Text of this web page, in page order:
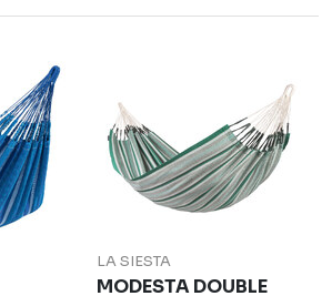
LA SIESTA
MODESTA DOUBLE